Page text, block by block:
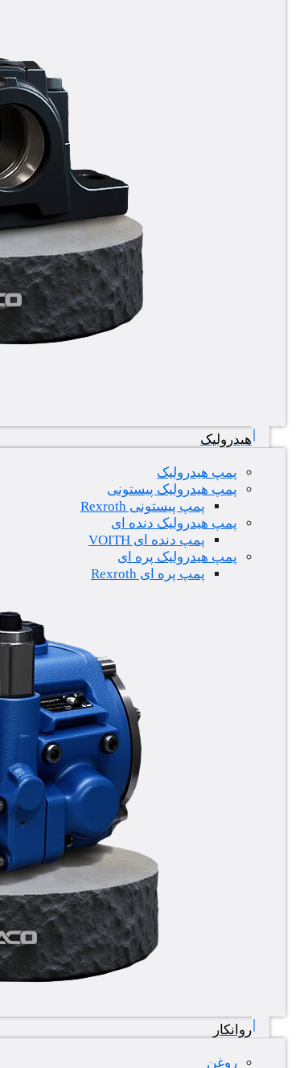
هیدرولیک
پمپ هیدرولیک
پمپ هیدرولیک پیستونی
پمپ پیستونی Rexroth
پمپ هیدرولیک دنده ای
پمپ دنده ای VOITH
پمپ هیدرولیک پره ای
پمپ پره ای Rexroth
روانکار
روغن